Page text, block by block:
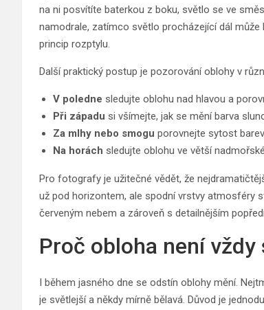
na ni posvítíte baterkou z boku, světlo se ve
namodrale, zatímco světlo procházející dál
princip rozptylu.
Další praktický postup je pozorování oblohy v
V poledne sledujte oblohu nad hlavou a
Při západu si všímejte, jak se mění barva
Za mlhy nebo smogu porovnejte sytost
Na horách sledujte oblohu ve větší
Pro fotografy je užitečné vědět, že
už pod horizontem, ale spodní vrstvy atmosféry
červeným nebem a zároveň s detailnějším
Proč obloha není
I během jasného dne se odstín oblohy mění.
je světlejší a někdy mírně bělavá. Důvod je